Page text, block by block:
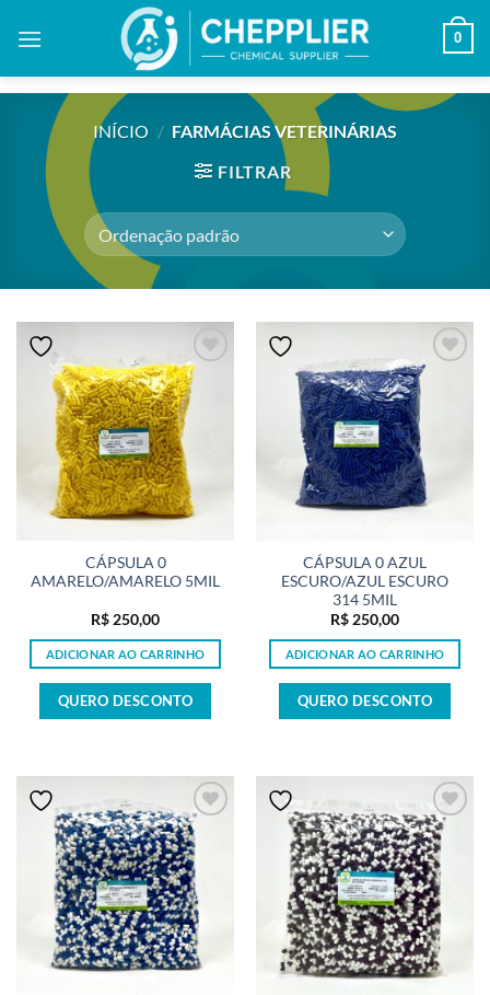
0
INÍCIO / FARMÁCIAS VETERINÁRIAS
FILTRAR
CÁPSULA 0
AMARELO/AMARELO 5MIL
R$ 250,00
ADICIONAR AO CARRINHO
QUERO DESCONTO
CÁPSULA 0 AZUL
ESCURO/AZUL ESCURO
314 5MIL
R$ 250,00
ADICIONAR AO CARRINHO
QUERO DESCONTO